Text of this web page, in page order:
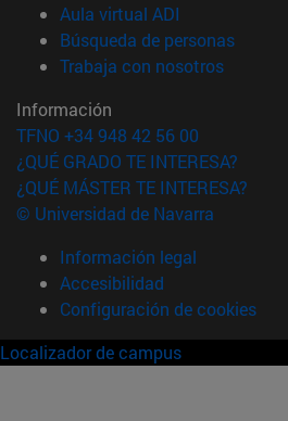
Aula virtual ADI
Búsqueda de personas(abre
Trabaja con nosotros(abre
Información
TFNO +34 948 42 56 00
¿QUÉ GRADO TE INTERESA?
¿QUÉ MÁSTER TE INTERESA?
© Universidad de Navarra
Información legal
Accesibilidad
Configuración de cookies
Localizador de campus